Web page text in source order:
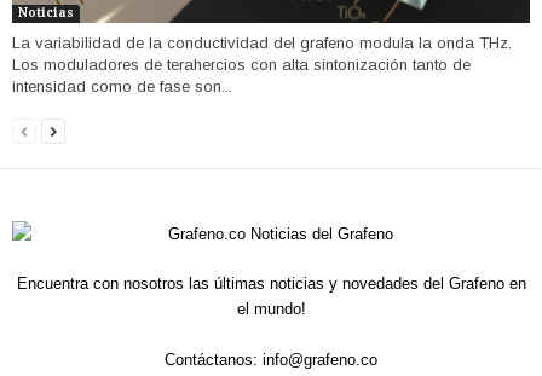
Noticias
La variabilidad de la conductividad del grafeno modula la onda THz.
Los moduladores de terahercios con alta sintonización tanto de
intensidad como de fase son...
Encuentra con nosotros las últimas noticias y novedades del Grafeno en
el mundo!
Contáctanos: info@grafeno.co